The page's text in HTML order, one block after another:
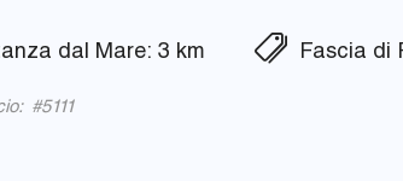
dal Mare: 3 km Fascia di
#5111